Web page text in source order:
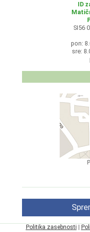
ID
SI56
pon:
sre:
Politika zasebnosti